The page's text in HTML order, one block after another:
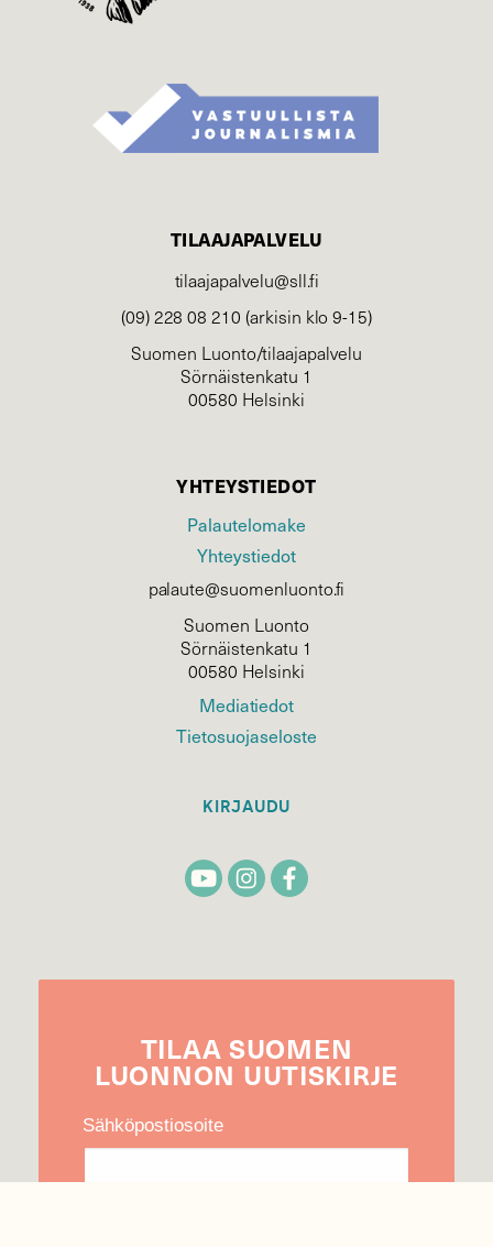
TILAAJAPALVELU
tilaajapalvelu@sll.fi
(09) 228 08 210 (arkisin klo 9-15)
Suomen Luonto/tilaajapalvelu
Sörnäistenkatu 1
00580 Helsinki
YHTEYSTIEDOT
Palautelomake
Yhteystiedot
palaute@suomenluonto.fi
Suomen Luonto
Sörnäistenkatu 1
00580 Helsinki
Mediatiedot
Tietosuojaseloste
KIRJAUDU
TILAA SUOMEN
LUONNON UUTIS­KIRJE
Sähköpostiosoite